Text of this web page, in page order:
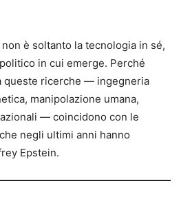
è soltanto la tecnologia in sé,
in cui emerge. Perché
queste ricerche — ingegneria
manipolazione umana,
— coincidono con le
negli ultimi anni hanno
Epstein.